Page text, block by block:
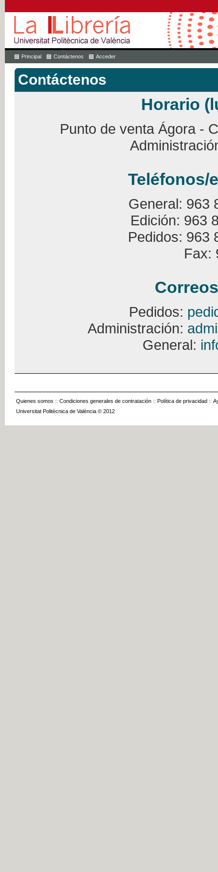
Principal Contáctenos Acceder
Contáctenos
Horario
Punto de venta Ágora -
Teléfonos/
General: 963
Edición: 963
Pedidos: 963
Fax:
Pedidos:
Administración:
General:
Quienes somos :: Condiciones generales de contratación :: Política de privacidad ::
Universitat Politècnica de València © 2012